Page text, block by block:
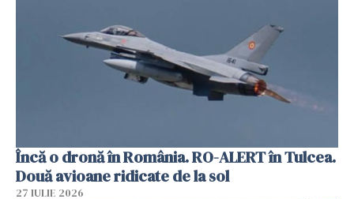
Încă o dronă în România. RO-ALERT în Tulcea.
Două avioane ridicate de la sol
27 IULIE 2026